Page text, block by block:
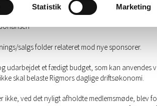
Statistik Marketing
at der foretages ændring af det Faglige
Steen Roar Pedersen + Einar Westermann,
salgs folder relateret mod nye sponsorer.
udarbejdet et fædigt budget, som kan anvendes
skal belaste Rigmors daglige driftsøkonomi.
ikke, ved det nyligt afholdte medlemsmøde, blev